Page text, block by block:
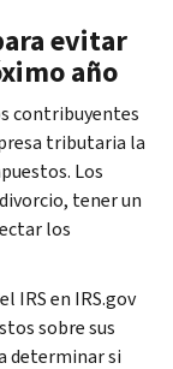
evitar
año
contribuyentes
tributaria la
Los
tener un
los
IRS en IRS.gov
sobre sus
determinar si